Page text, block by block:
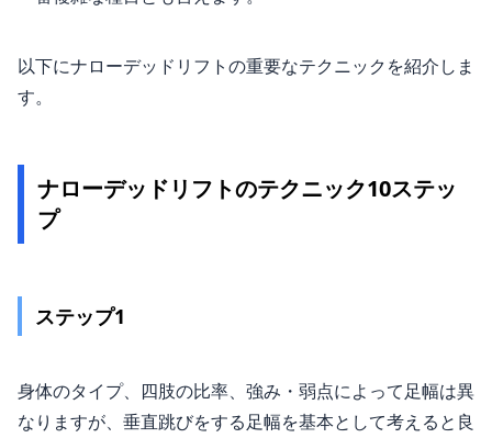
以下にナローデッドリフトの重要なテクニックを紹介しま
す。
ナローデッドリフトのテクニック10ステッ
プ
ステップ1
身体のタイプ、四肢の比率、強み・弱点によって足幅は異
なりますが、垂直跳びをする足幅を基本として考えると良